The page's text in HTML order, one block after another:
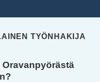
TYÖNHAKIJA